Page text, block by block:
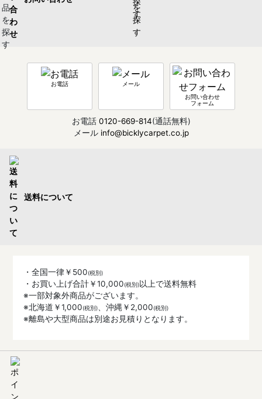
お電話 メール
お問い合わせ
フォーム
お電話 0120-669-814(通話無料)
メール info@bicklycarpet.co.jp
送料について
・全国一律￥500
・お買い上げ合計￥10,000
以上で送料無料
※一部対象外商品がございます。
※北海道￥1,000
、沖縄￥2,000
※離島や大型商品は別途お見積りとなります。